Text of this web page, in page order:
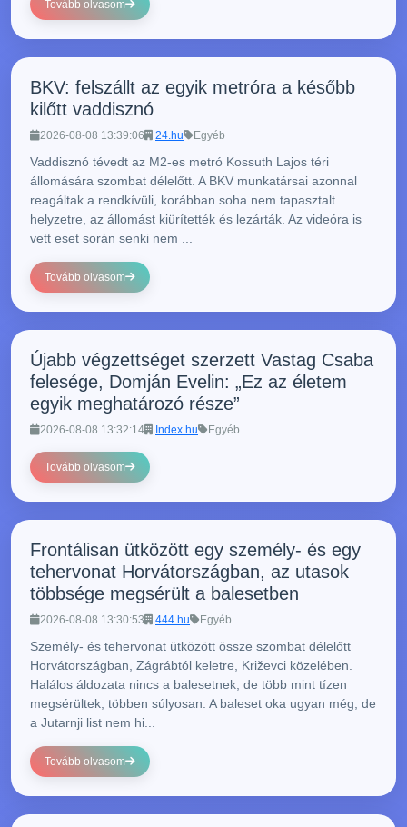
Tovább olvasom
BKV: felszállt az egyik metróra a később
kilőtt vaddisznó
2026-08-08 13:39:06 24.hu Egyéb
Vaddisznó tévedt az M2-es metró Kossuth Lajos téri
állomására szombat délelőtt. A BKV munkatársai azonnal
reagáltak a rendkívüli, korábban soha nem tapasztalt
helyzetre, az állomást kiürítették és lezárták. Az videóra is
vett eset során senki nem ...
Tovább olvasom
Újabb végzettséget szerzett Vastag Csaba
felesége, Domján Evelin: „Ez az életem
egyik meghatározó része”
2026-08-08 13:32:14 Index.hu Egyéb
Tovább olvasom
Frontálisan ütközött egy személy- és egy
tehervonat Horvátországban, az utasok
többsége megsérült a balesetben
2026-08-08 13:30:53 444.hu Egyéb
Személy- és tehervonat ütközött össze szombat délelőtt
Horvátországban, Zágrábtól keletre, Križevci közelében.
Halálos áldozata nincs a balesetnek, de több mint tízen
megsérültek, többen súlyosan. A baleset oka ugyan még, de
a Jutarnji list nem hi...
Tovább olvasom